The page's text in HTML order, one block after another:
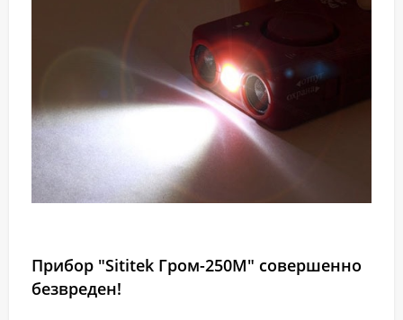
Прибор "Sititek Гром-250М" совершенно
безвреден!